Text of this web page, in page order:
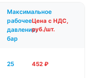
Максимальное
рабочее
давление,
бар
Цена с НДС,
руб./шт.
25 452 ₽